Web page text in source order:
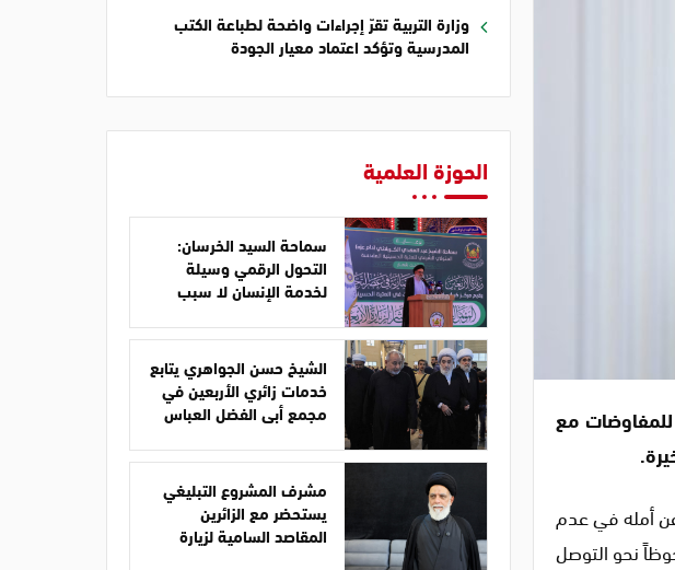
للمفاوضات مع
عن أمله في عدم
نحو التوصل
وزارة التربية تقرّ إجراءات واضحة لطباعة الكتب
المدرسية وتؤكد اعتماد معيار الجودة
الحوزة العلمية
سماحة السيد الخرسان:
التحول الرقمي وسيلة
لخدمة الإنسان لا سبب
الشيخ حسن الجواهري يتابع
خدمات زائري الأربعين في
مجمع أبي الفضل العباس
مشرف المشروع التبليغي
يستحضر مع الزائرين
المقاصد السامية لزيارة